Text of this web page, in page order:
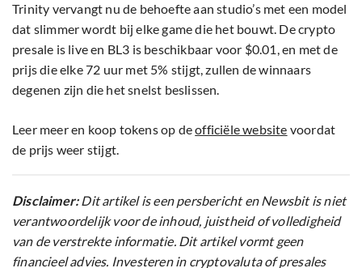
Trinity vervangt nu de behoefte aan studio’s met een model
dat slimmer wordt bij elke game die het bouwt. De crypto
presale is live en BL3 is beschikbaar voor $0.01, en met de
prijs die elke 72 uur met 5% stijgt, zullen de winnaars
degenen zijn die het snelst beslissen.
Leer meer en koop tokens op deofficiële website voordat
de prijs weer stijgt.
Disclaimer:Dit artikel is een persbericht en Newsbit is niet
verantwoordelijk voor de inhoud, juistheid of volledigheid
van de verstrekte informatie. Dit artikel vormt geen
financieel advies. Investeren in cryptovaluta of presales